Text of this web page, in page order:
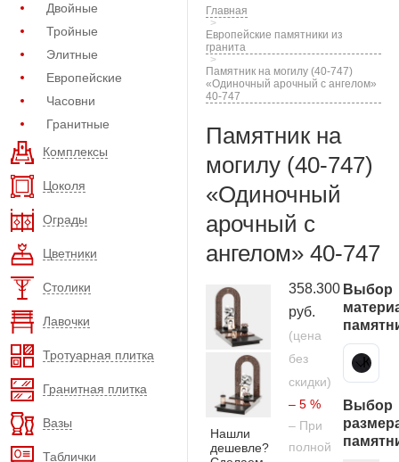
Двойные
Тройные
Элитные
Европейские
Часовни
Гранитные
Комплексы
Цоколя
Ограды
Цветники
Столики
Лавочки
Тротуарная плитка
Гранитная плитка
Вазы
Таблички
Главная
Европейские памятники из
гранита
Памятник на могилу (40-747)
«Одиночный арочный с ангелом»
40-747
Памятник на
могилу (40-747)
«Одиночный
арочный с
ангелом» 40-747
Нашли
дешевле?
358.300
руб.
(цена
без
скидки)
– 5 %
– При
полной
Выбор
Карельский гранит
Выбор